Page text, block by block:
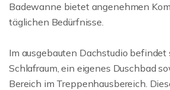
Badewanne bietet angenehmen
täglichen Bedürfnisse.
Im ausgebauten Dachstudio
Schlafraum, ein eigenes Duschbad
Bereich im Treppenhausbereich.